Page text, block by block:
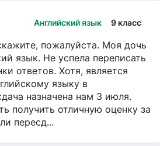
Английский язык 9 класс
пожалуйста. Моя дочь
язык. Не успела переписать
ответов. Хотя, является
языку в
назначена нам 3 июля.
получить отличную оценку за
пересд...